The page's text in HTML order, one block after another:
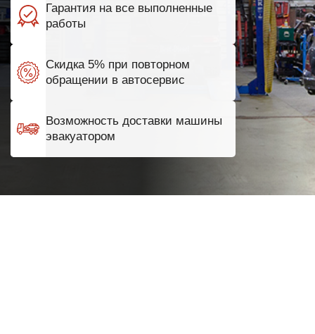
Гарантия на все выполненные
работы
Скидка 5% при повторном
обращении в автосервис
Возможность доставки машины
эвакуатором